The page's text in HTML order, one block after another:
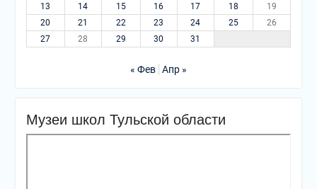
13
14 15 16 17 18
19
20
21 22 23 24 25
26
27
28 29 30 31
« Фев Апр »
Музеи школ Тульской области